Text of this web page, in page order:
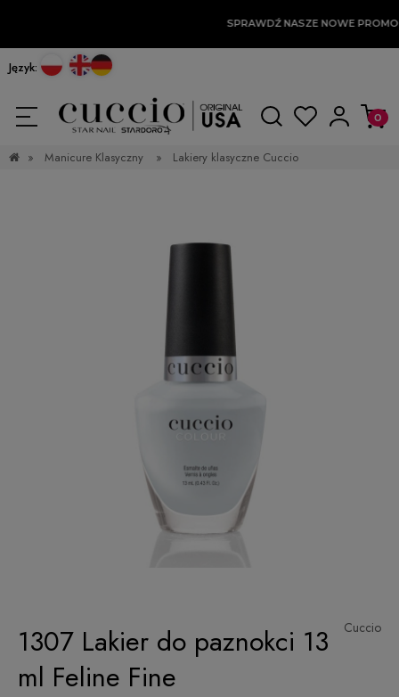
SPRAWDŹ NASZE NOWE
Język:
» Manicure Klasyczny » Lakiery klasyczne Cuccio
Cuccio
1307 Lakier do paznokci 13
ml Feline Fine